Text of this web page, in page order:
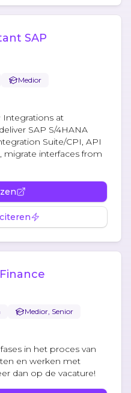
SAP
Medior
Integrations at
SAP S/4HANA
Suite/CPI, API
migrate interfaces from
Medior, Senior
in het proces van
en werken met
dan op de vacature!